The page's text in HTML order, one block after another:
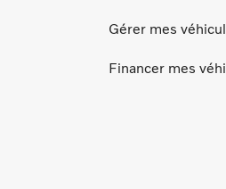
Gérer mes
Financer mes